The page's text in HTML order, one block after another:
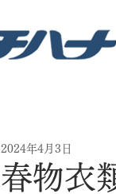
春物衣
2024年4月3日